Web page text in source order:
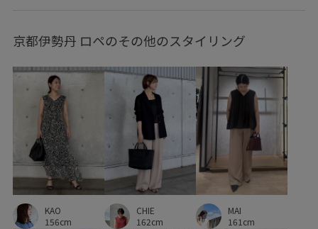
ストレッチ性 セットアップ セットアップ対象商品
セミフレア タイト タイトスカート デイリー使い
デニムに合わせる ナイロン ナチュラル ニット
ノーカラージャケット ハイウエスト バランスが良い
パンツ パンプス フェミニン フリル
フレアパンツ ブラウス ベルト ボイル
ボイル素材 ポケット付き マニッシュ リネン
京都伊勢丹 ロペのその他のスタイリング
KAO
156cm
CHIE
162cm
MAI
161cm